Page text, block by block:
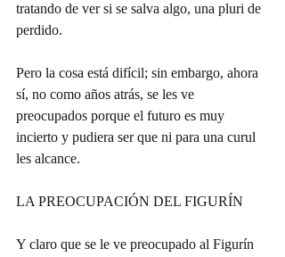
tratando de ver si se salva algo, una pluri de
perdido.
Pero la cosa está difícil; sin embargo, ahora
sí, no como años atrás, se les ve
preocupados porque el futuro es muy
incierto y pudiera ser que ni para una curul
les alcance.
LA PREOCUPACIÓN DEL FIGURÍN
Y claro que se le ve preocupado al Figurín